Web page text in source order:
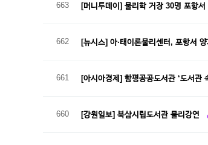
663 [머니투데이] 물리학 거장 30명 포항
662 [뉴시스] 아·태이론물리센터, 포항서
661 [아시아경제] 함평공공도서관 ‘도서관
660 [강원일보] 북삼시립도서관 물리강연